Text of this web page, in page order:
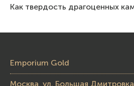
Emporium Gold
Москва, ул. Большая Дмитровка